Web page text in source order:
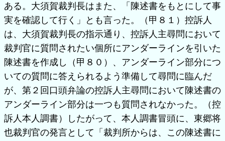
ある。大須賀裁判長はまた、「陳述書をもとにして事
実を確認して行く」とも言った。（甲８１）控訴人
は、大須賀裁判長の指示通り、控訴人主尋問において
裁判官に質問されたい個所にアンダーラインを引いた
陳述書を作成し（甲８０）、アンダーライン部分につ
いての質問に答えられるよう準備して尋問に臨んだ
が、第２回口頭弁論の控訴人主尋問において陳述書の
アンダーライン部分は一つも質問されなかった。（控
訴人本人調書）したがって、本人調書冒頭に、東郷将
也裁判官の発言として「裁判所からは、この陳述書に